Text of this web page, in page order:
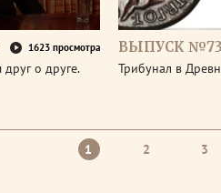
1623 просмотра
о друге.
ВЫПУСК
Трибунал в
1 2 3